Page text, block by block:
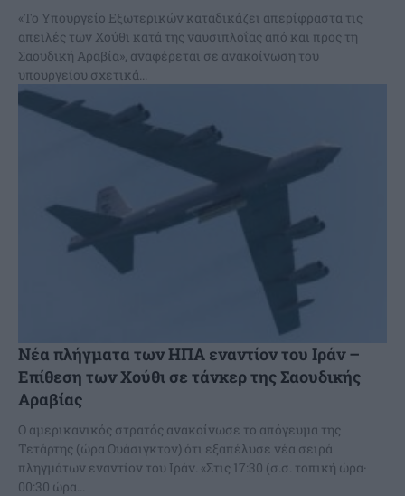
«Το Υπουργείο Εξωτερικών καταδικάζει απερίφραστα τις
απειλές των Χούθι κατά της ναυσιπλοΐας από και προς τη
Σαουδική Αραβία», αναφέρεται σε ανακοίνωση του
υπουργείου σχετικά...
Νέα πλήγματα των ΗΠΑ εναντίον του Ιράν –
Επίθεση των Χούθι σε τάνκερ της Σαουδικής
Αραβίας
Ο αμερικανικός στρατός ανακοίνωσε το απόγευμα της
Τετάρτης (ώρα Ουάσιγκτον) ότι εξαπέλυσε νέα σειρά
πληγμάτων εναντίον του Ιράν. «Στις 17:30 (σ.σ. τοπική ώρα·
00:30 ώρα...